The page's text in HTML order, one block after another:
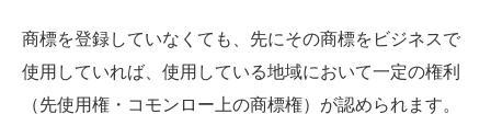
商標を登録していなくても、先にその商標をビジネスで
使用していれば、使用している地域において一定の権利
（先使用権・コモンロー上の商標権）が認められます。